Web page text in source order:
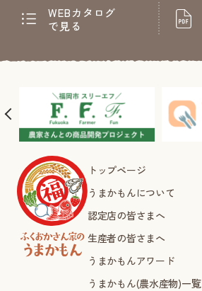
WEBカタログ
で見る
トップページ
うまかもんについて
認定店の皆さまへ
生産者の皆さまへ
うまかもんアワード
うまかもん(農水産物)一覧